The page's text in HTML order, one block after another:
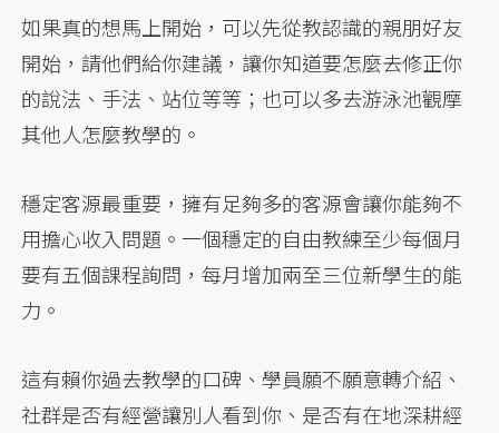
如果真的想馬上開始，可以先從教認識的親朋好友
開始，請他們給你建議，讓你知道要怎麼去修正你
的說法、手法、站位等等；也可以多去游泳池觀摩
其他人怎麼教學的。
穩定客源最重要，擁有足夠多的客源會讓你能夠不
用擔心收入問題。一個穩定的自由教練至少每個月
要有五個課程詢問，每月增加兩至三位新學生的能
力。
這有賴你過去教學的口碑、學員願不願意轉介紹、
社群是否有經營讓別人看到你、是否有在地深耕經